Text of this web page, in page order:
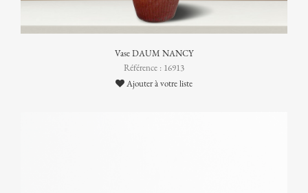
Vase DAUM NANCY
Référence : 16913
Ajouter à votre liste